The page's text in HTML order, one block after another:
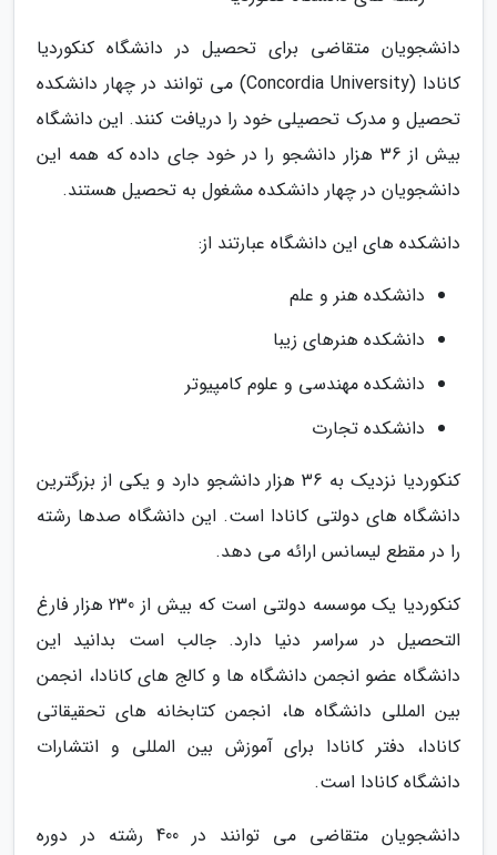
دانشجویان متقاضی برای تحصیل در دانشگاه کنکوردیا
کانادا (Concordia University) می توانند در چهار دانشکده
تحصیل و مدرک تحصیلی خود را دریافت کنند. این دانشگاه
بیش از 36 هزار دانشجو را در خود جای داده که همه این
دانشجویان در چهار دانشکده مشغول به تحصیل هستند.
دانشکده های این دانشگاه عبارتند از:
دانشکده هنر و علم
دانشکده هنرهای زیبا
دانشکده مهندسی و علوم کامپیوتر
دانشکده تجارت
کنکوردیا نزدیک به 36 هزار دانشجو دارد و یکی از بزرگترین
دانشگاه های دولتی کانادا است. این دانشگاه صدها رشته
را در مقطع لیسانس ارائه می دهد.
کنکوردیا یک موسسه دولتی است که بیش از 230 هزار فارغ
التحصیل در سراسر دنیا دارد. جالب است بدانید این
دانشگاه عضو انجمن دانشگاه ها و کالج های کانادا، انجمن
بین المللی دانشگاه ها، انجمن کتابخانه های تحقیقاتی
کانادا، دفتر کانادا برای آموزش بین المللی و انتشارات
دانشگاه کانادا است.
دانشجویان متقاضی می توانند در 400 رشته در دوره